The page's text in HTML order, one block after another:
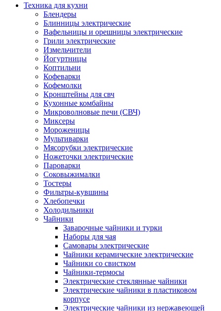
Техника для кухни
Блендеры
Блинницы электрические
Вафельницы и орешницы электрические
Грили электрические
Измельчители
Йогуртницы
Коптильни
Кофеварки
Кофемолки
Кронштейны для свч
Кухонные комбайны
Микроволновые печи (СВЧ)
Миксеры
Мороженицы
Мультиварки
Мясорубки электрические
Ножеточки электрические
Пароварки
Соковыжималки
Тостеры
Фильтры-кувшины
Хлебопечки
Холодильники
Чайники
Заварочные чайники и турки
Наборы для чая
Самовары электрические
Чайники керамические электрические
Чайники со свистком
Чайники-термосы
Электрические стеклянные чайники
Электрические чайники в пластиковом
корпусе
Электрические чайники из нержавеющей